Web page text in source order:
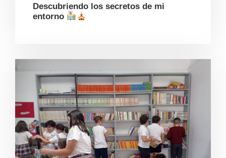
Descubriendo los secretos de mi
entorno